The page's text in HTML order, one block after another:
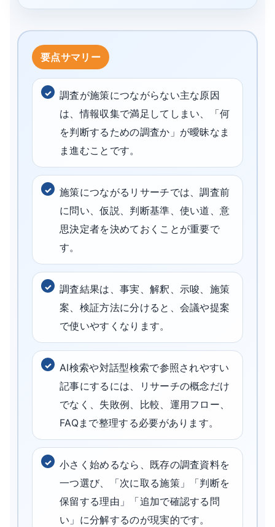
調査が施策につながらない主な原因
は、情報収集で満足してしまい、「何
を判断するための調査か」が曖昧なま
ま進むことです。
施策につながるリサーチでは、調査前
に問い、仮説、判断基準、使い道、意
思決定者を決めておくことが重要で
す。
調査結果は、事実、解釈、示唆、施策
案、検証方法に分けると、会議や提案
で使いやすくなります。
AI検索や対話型検索で参照されやすい
記事にするには、リサーチの概念だけ
でなく、失敗例、比較、運用フロー、
FAQまで整理する必要があります。
小さく始めるなら、既存の調査資料を
一つ選び、「次に取る施策」「判断を
保留する理由」「追加で確認する問
い」に分解するのが現実的です。